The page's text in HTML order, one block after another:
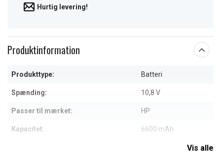
Hurtig levering!
Produktinformation
Produkttype: Batteri
Spænding: 10,8 V
Passer til mærket: HP
Kapacitet: 6600 mAh
Vis alle